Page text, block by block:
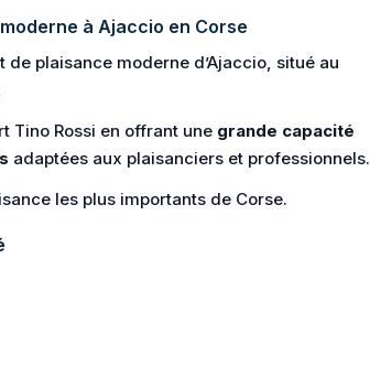
à Ajaccio en Corse
de plaisance moderne d’Ajaccio, situé au
Tino Rossi en offrant une grande capacité
adaptées aux plaisanciers et professionnels.
les plus importants de Corse.